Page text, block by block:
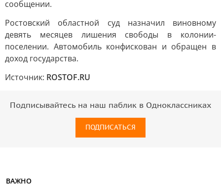
сообщении.
Ростовский областной суд назначил виновному
девять месяцев лишения свободы в колонии-
поселении. Автомобиль конфискован и обращен в
доход государства.
Источник: ROSTOF.RU
Подписывайтесь на наш паблик в Одноклассниках
ПОДПИСАТЬСЯ
ВАЖНО